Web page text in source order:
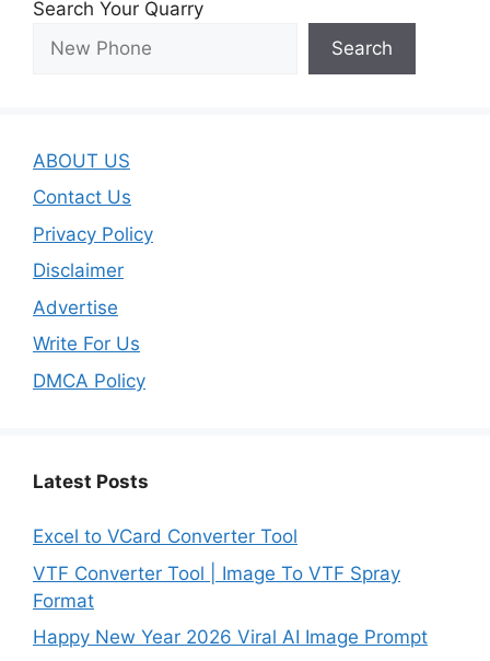
Search Your Quarry
Search
ABOUT US
Contact Us
Privacy Policy
Disclaimer
Advertise
Write For Us
DMCA Policy
Latest Posts
Excel to VCard Converter Tool
VTF Converter Tool | Image To VTF Spray
Format
Happy New Year 2026 Viral AI Image Prompt